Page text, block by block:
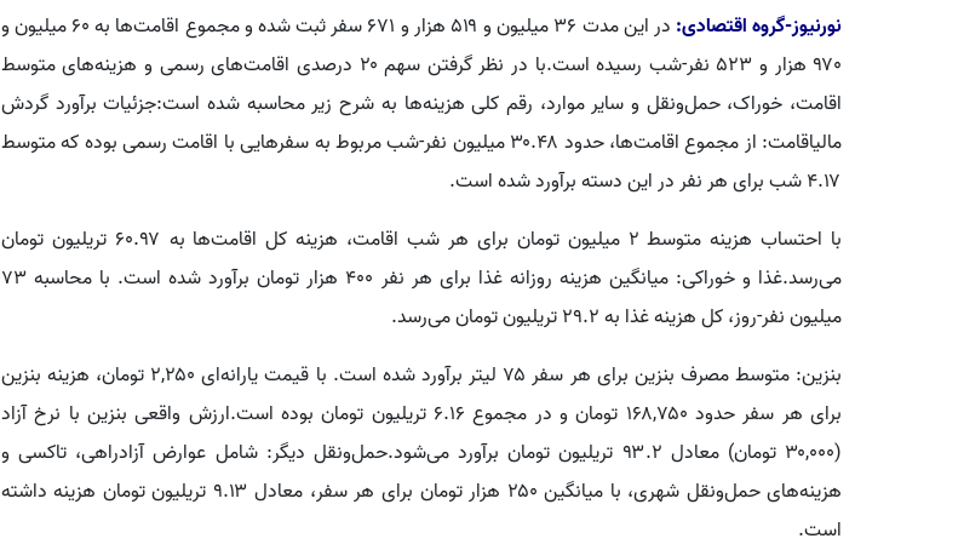
نورنیوز-گروه اقتصادی:
در این مدت ۳۶ میلیون و ۵۱۹ هزار و ۶۷۱ سفر ثبت شده و مجموع اقامت‌ها به ۶۰ میلیون و
۹۷۰ هزار و ۵۲۳ نفر-شب رسیده است.با در نظر گرفتن سهم ۲۰ درصدی اقامت‌های رسمی و هزینه‌های متوسط
اقامت، خوراک، حمل‌ونقل و سایر موارد، رقم کلی هزینه‌ها به شرح زیر محاسبه شده است:جزئیات برآورد گردش
مالیاقامت: از مجموع اقامت‌ها، حدود ۳۰.۴۸ میلیون نفر-شب مربوط به سفرهایی با اقامت رسمی بوده که متوسط
۴.۱۷ شب برای هر نفر در این دسته برآورد شده است.
با احتساب هزینه متوسط ۲ میلیون تومان برای هر شب اقامت، هزینه کل اقامت‌ها به ۶۰.۹۷ تریلیون تومان
می‌رسد.غذا و خوراکی: میانگین هزینه روزانه غذا برای هر نفر ۴۰۰ هزار تومان برآورد شده است. با محاسبه ۷۳
میلیون نفر-روز، کل هزینه غذا به ۲۹.۲ تریلیون تومان می‌رسد.
بنزین: متوسط مصرف بنزین برای هر سفر ۷۵ لیتر برآورد شده است. با قیمت یارانه‌ای ۲,۲۵۰ تومان، هزینه بنزین
برای هر سفر حدود ۱۶۸,۷۵۰ تومان و در مجموع ۶.۱۶ تریلیون تومان بوده است.ارزش واقعی بنزین با نرخ آزاد
(۳۰,۰۰۰ تومان) معادل ۹۳.۲ تریلیون تومان برآورد می‌شود.حمل‌ونقل دیگر: شامل عوارض آزادراهی، تاکسی و
هزینه‌های حمل‌ونقل شهری، با میانگین ۲۵۰ هزار تومان برای هر سفر، معادل ۹.۱۳ تریلیون تومان هزینه داشته
است.